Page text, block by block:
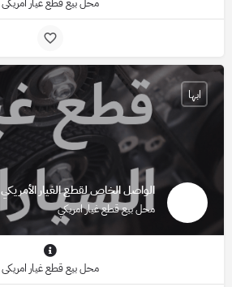
الواصل الخاص لقطع الغيار الأمريكي
محل بيع قطع غيار امريكي
ابها
محل بيع قطع غيار امريكي